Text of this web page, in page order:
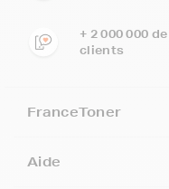
+ 2 000 000 de
clients
FranceToner
Aide